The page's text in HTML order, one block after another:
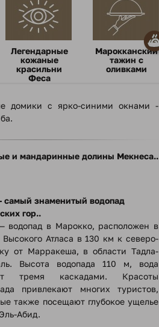
Легендарные
кожаные
красильни
Феса
Марокканский
тажин с
оливками
домики с ярко-синими окнами -
и мандаринные долины Мекнеса..
самый знаменитый водопад
гор..
водопад в Марокко, расположен в
Высокого Атласа в 130 км к северо-
от Марракеша, в области Тадла-
Высота водопада 110 м, вода
тремя каскадами. Красоты
привлекают многих туристов,
также посещают глубокое ущелье
Абид.